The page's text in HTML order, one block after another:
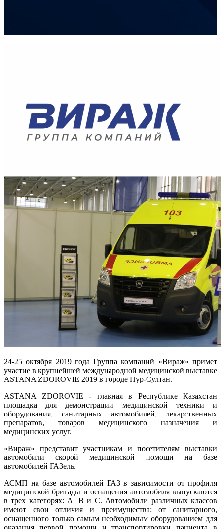
24-25 октября 2019 года Группа компаний «Вираж» примет
участие в крупнейшей международной медицинской выставке
ASTANA ZDOROVIE 2019 в городе Нур-Султан.
ASTANA ZDOROVIE - главная в Республике Казахстан
площадка для демонстрации медицинской техники и
оборудования, санитарных автомобилей, лекарственных
препаратов, товаров медицинского назначения и
медицинских услуг.
«Вираж» представит участникам и посетителям выставки
автомобили скорой медицинской помощи на базе
автомобилей ГАЗель.
АСМП на базе автомобилей ГАЗ в зависимости от профиля
медицинской бригады и оснащения автомобиля выпускаются
в трех категорях: A, B и C. Автомобили различных классов
имеют свои отличия и преимущества: от санитарного,
оснащенного только самым необходимым оборудованием для
оказания первой помощи и транспортировки пациента в